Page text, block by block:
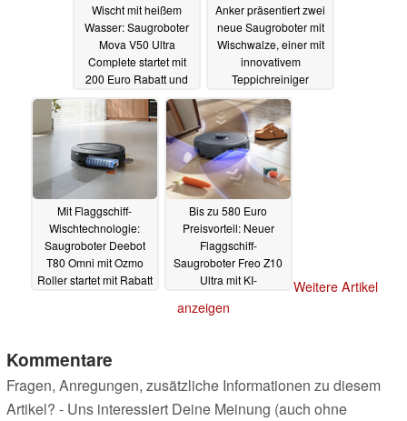
Wischt mit heißem
Wasser: Saugroboter
Mova V50 Ultra
Complete startet mit
200 Euro Rabatt und
Geschenk25.04.2025
Anker präsentiert zwei
neue Saugroboter mit
Wischwalze, einer mit
innovativem
Teppichreiniger
24.04.2025
Mit Flaggschiff-
Wischtechnologie:
Saugroboter Deebot
T80 Omni mit Ozmo
Roller startet mit Rabatt
Bis zu 580 Euro
Preisvorteil: Neuer
Flaggschiff-
Saugroboter Freo Z10
Ultra mit KI-
15.04.2025
Weitere Artikel
anzeigen
Kommentare
Fragen, Anregungen, zusätzliche Informationen zu diesem
Artikel? - Uns interessiert Deine Meinung (auch ohne